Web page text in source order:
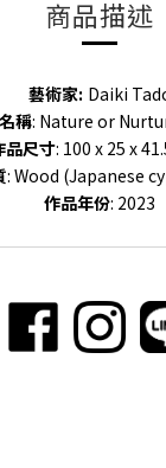
商品描述
藝術家: Daiki
稱: Nature or
品尺寸: 100 x 25 x
: Wood (Japanese
作品年份: 2023